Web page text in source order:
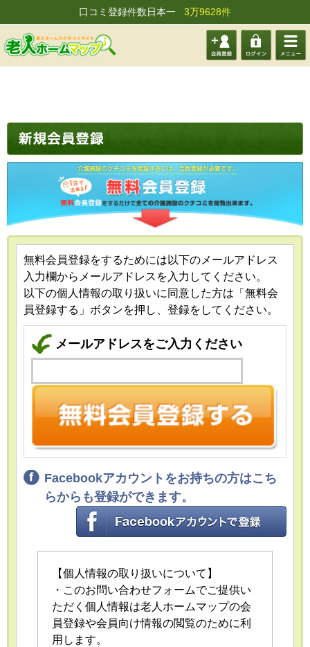
口コミ登録件数日本一 3万9628件
会員登 ログイ メニュ
無料会員登録をするためには以下のメールアドレス
入力欄からメールアドレスを入力してください。
以下の個人情報の取り扱いに同意した方は「無料会
員登録する」ボタンを押し、登録をしてください。
メールアドレスをご入力ください
Facebookアカウントをお持ちの方はこち
らからも登録ができます。
【個人情報の取り扱いについて】
・このお問い合わせフォームでご提供い
ただく個人情報は老人ホームマップの会
員登録や会員向け情報の閲覧のために利
用します。